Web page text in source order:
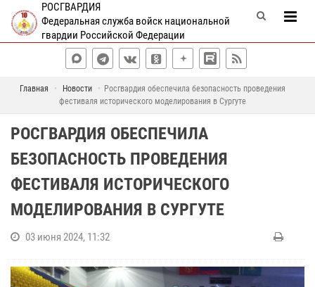
РОСГВАРДИЯ
Федеральная служба войск национальной
гвардии Российской Федерации
Главная Новости
Росгвардия обеспечила безопасность проведения
фестиваля исторического моделирования в Сургуте
РОСГВАРДИЯ ОБЕСПЕЧИЛА
БЕЗОПАСНОСТЬ ПРОВЕДЕНИЯ
ФЕСТИВАЛЯ ИСТОРИЧЕСКОГО
МОДЕЛИРОВАНИЯ В СУРГУТЕ
03 июня 2024, 11:32